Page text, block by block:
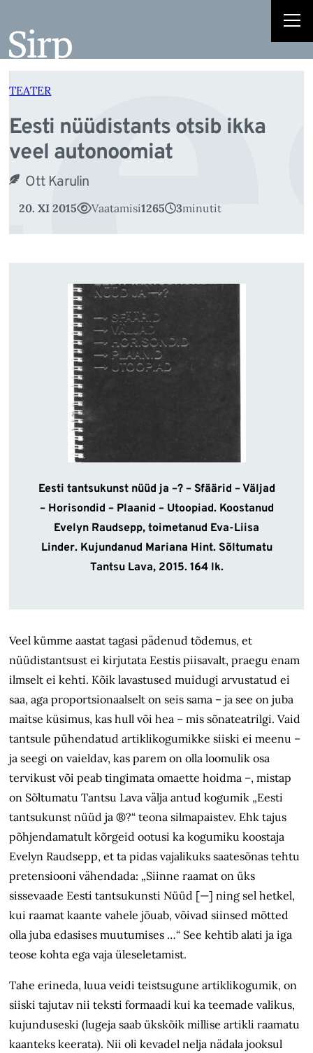
juurde
TEATER
Eesti nüüdistants otsib ikka
veel autonoomiat
Ott Karulin
20. XI 2015 Vaatamisi1265 3minutit
Eesti tantsukunst nüüd ja –? –Sfäärid –Väljad
–Horisondid –Plaanid –Utoopiad. Koostanud
Evelyn Raudsepp, toimetanud Eva-Liisa
Linder. Kujundanud Mariana Hint. Sõltumatu
Tantsu Lava, 2015. 164 lk.
Veel kümme aastat tagasi pädenud tõdemus, et
nüüdistantsust ei kirjutata Eestis piisavalt, praegu enam
ilmselt ei kehti. Kõik lavastused muidugi arvustatud ei
saa, aga proportsionaalselt on seis sama – ja see on juba
maitse küsimus, kas hull või hea – mis sõnateatrilgi. Vaid
tantsule pühendatud artiklikogumikke siiski ei meenu –
ja seegi on vaieldav, kas parem on olla loomulik osa
tervikust või peab tingimata omaette hoidma –, mistap
on Sõltumatu Tantsu Lava välja antud kogumik „Eesti
tantsukunst nüüd ja ®?“ teona silmapaistev. Ehk tajus
põhjendamatult kõrgeid ootusi ka kogumiku koostaja
Evelyn Raudsepp, et ta pidas vajalikuks saatesõnas tehtu
pretensiooni vähendada: „Siinne raamat on üks
sissevaade Eesti tantsukunsti Nüüd [—] ning sel hetkel,
kui raamat kaante vahele jõuab, võivad siinsed mõtted
olla juba edasises muutumises …“ See kehtib alati ja iga
teose kohta ega vaja üleseletamist.
Tahe erineda, luua veidi teistsugune artiklikogumik, on
siiski tajutav nii teksti formaadi kui ka teemade valikus,
kujunduseski (lugeja saab ükskõik millise artikli raamatu
kaanteks keerata). Nii oli kevadel nelja nädala jooksul